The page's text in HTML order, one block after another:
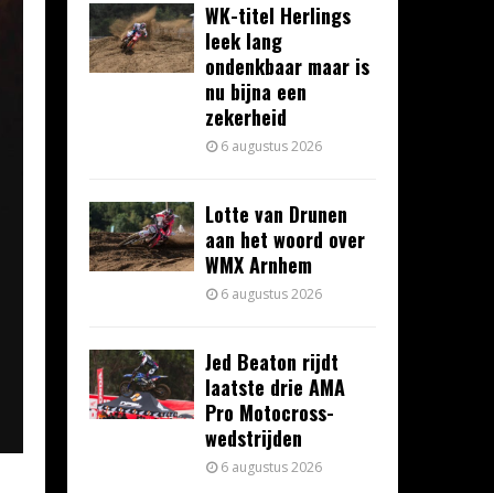
WK-titel Herlings
leek lang
ondenkbaar maar is
nu bijna een
zekerheid
6 augustus 2026
Lotte van Drunen
aan het woord over
WMX Arnhem
6 augustus 2026
Jed Beaton rijdt
laatste drie AMA
Pro Motocross-
wedstrijden
6 augustus 2026